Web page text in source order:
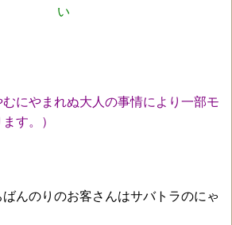
い
むにやまれぬ大人の事情により一部モ
す。）
んのりのお客さんはサバトラのにゃ